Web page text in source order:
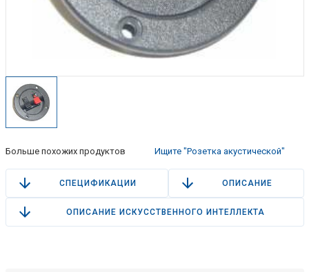
Больше похожих продуктов Ищите "Розетка акустической"
СПЕЦИФИКАЦИИ ОПИСАНИЕ
ОПИСАНИЕ ИСКУССТВЕННОГО ИНТЕЛЛЕКТА